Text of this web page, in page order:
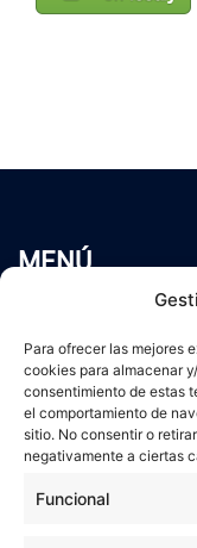
Para ofrecer las mejores
cookies para almacenar
consentimiento de estas
el comportamiento de
sitio. No consentir o
negativamente a ciertas
Funcional
MENÚ
Servicios
Blog
Contacto
Aviso Legal
Política de cookies